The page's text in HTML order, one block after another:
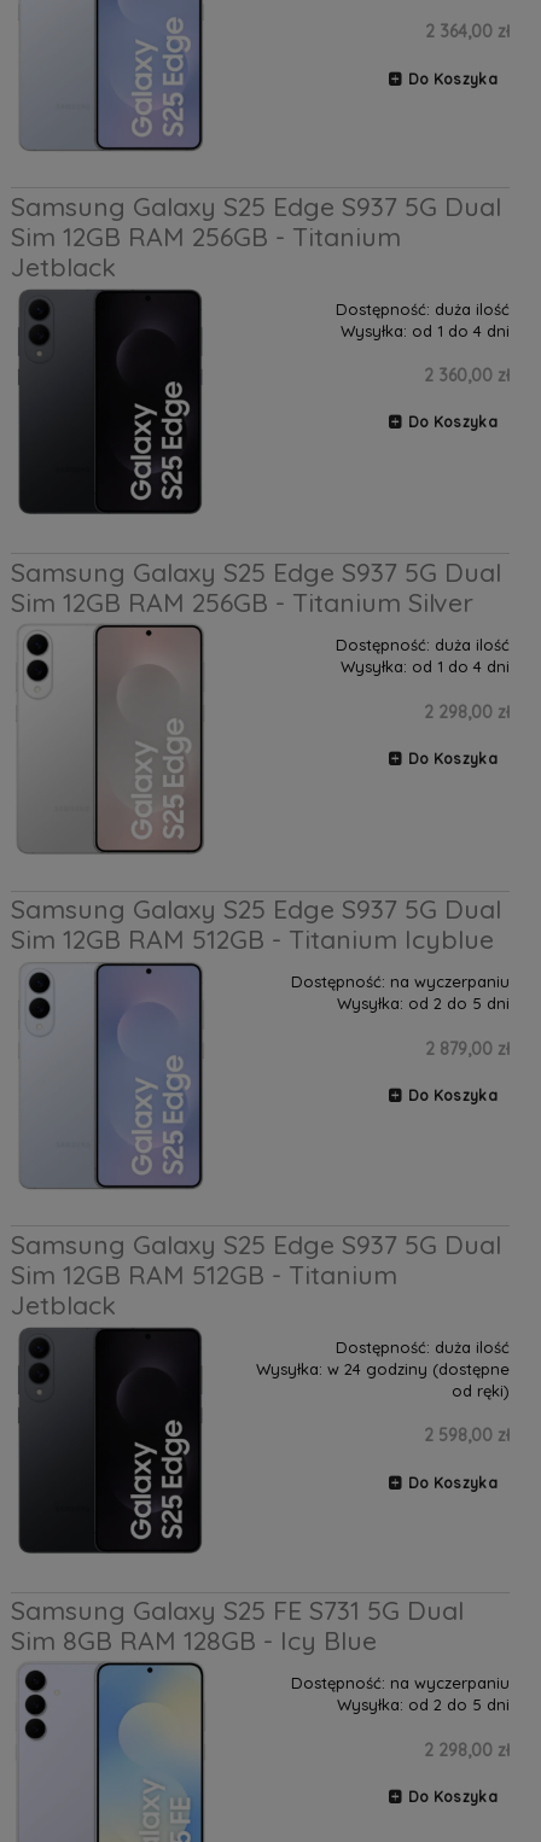
2 364,00 zł
Do Koszyka
Samsung Galaxy S25 Edge S937 5G Dual
Sim 12GB RAM 256GB - Titanium
Jetblack
Dostępność: duża ilość
Wysyłka: od 1 do 4 dni
2 360,00 zł
Do Koszyka
Samsung Galaxy S25 Edge S937 5G Dual
Sim 12GB RAM 256GB - Titanium Silver
Dostępność: duża ilość
Wysyłka: od 1 do 4 dni
2 298,00 zł
Do Koszyka
Samsung Galaxy S25 Edge S937 5G Dual
Sim 12GB RAM 512GB - Titanium Icyblue
Dostępność: na wyczerpaniu
Wysyłka: od 2 do 5 dni
2 879,00 zł
Do Koszyka
Samsung Galaxy S25 Edge S937 5G Dual
Sim 12GB RAM 512GB - Titanium
Jetblack
Dostępność: duża ilość
Wysyłka: w 24 godziny (dostępne
od ręki)
2 598,00 zł
Do Koszyka
Samsung Galaxy S25 FE S731 5G Dual
Sim 8GB RAM 128GB - Icy Blue
Dostępność: na wyczerpaniu
Wysyłka: od 2 do 5 dni
2 298,00 zł
Do Koszyka